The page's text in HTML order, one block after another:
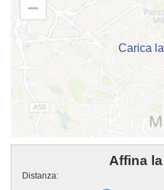
vuoi iscriverti o semplicemente avere
andare in sede o mandare un
presente nella pagina.
Carica
Affina
Distanza: